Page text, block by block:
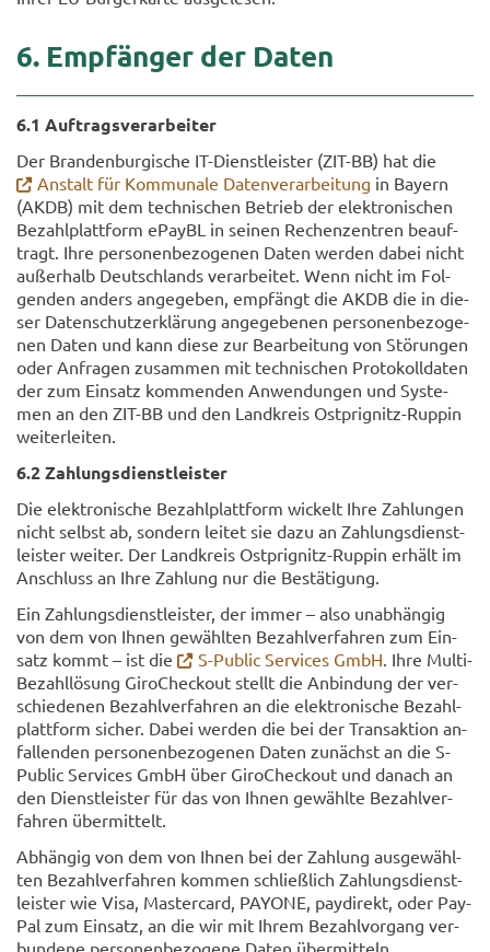
6. Emp­fän­ger der Daten
6.1 Auf­trags­ver­ar­bei­ter
Der Bran­den­bur­gi­sche IT-​Dienstleister (ZIT-​BB) hat die
An­stalt für Kom­mu­na­le Da­ten­ver­ar­bei­tung in Bay­ern
(AKDB) mit dem tech­ni­schen Be­trieb der elek­tro­ni­schen
Be­zahl­platt­form ePayBL in sei­nen Re­chen­zen­tren be­auf­
tragt. Ihre per­so­nen­be­zo­ge­nen Daten wer­den dabei nicht
au­ßer­halb Deutsch­lands ver­ar­bei­tet. Wenn nicht im Fol­
gen­den an­ders an­ge­ge­ben, emp­fängt die AKDB die in die­
ser Da­ten­schutz­er­klä­rung an­ge­ge­be­nen per­so­nen­be­zo­ge­
nen Daten und kann diese zur Be­ar­bei­tung von Stö­run­gen
oder An­fra­gen zu­sam­men mit tech­ni­schen Pro­to­koll­da­ten
der zum Ein­satz kom­men­den An­wen­dun­gen und Sys­te­
men an den ZIT-​BB und den Land­kreis Ostprignitz-​Ruppin
wei­ter­lei­ten.
6.2 Zah­lungs­dienst­leis­ter
Die elek­tro­ni­sche Be­zahl­platt­form wi­ckelt Ihre Zah­lun­gen
nicht selbst ab, son­dern lei­tet sie dazu an Zah­lungs­dienst­
leis­ter wei­ter. Der Land­kreis Ostprignitz-​Ruppin er­hält im
An­schluss an Ihre Zah­lung nur die Be­stä­ti­gung.
Ein Zah­lungs­dienst­leis­ter, der immer – also un­ab­hän­gig
von dem von Ihnen ge­wähl­ten Be­zahl­ver­fah­ren zum Ein­
satz kommt – ist die
S-​Public Ser­vices GmbH . Ihre Multi-​
Bezahllösung Gi­roCh­eck­out stellt die An­bin­dung der ver­
schie­de­nen Be­zahl­ver­fah­ren an die elek­tro­ni­sche Be­zahl­
platt­form si­cher. Dabei wer­den die bei der Trans­ak­ti­on an­
fal­len­den per­so­nen­be­zo­ge­nen Daten zu­nächst an die S-​
Public Ser­vices GmbH über Gi­roCh­eck­out und da­nach an
den Dienst­leis­ter für das von Ihnen ge­wähl­te Be­zahl­ver­
fah­ren über­mit­telt.
Ab­hän­gig von dem von Ihnen bei der Zah­lung aus­ge­wähl­
ten Be­zahl­ver­fah­ren kom­men schließ­lich Zah­lungs­dienst­
leis­ter wie Visa, Mas­ter­card, PAYO­NE, pay­di­rekt, oder Pay­
Pal zum Ein­satz, an die wir mit Ihrem Be­zahl­vor­gang ver­
bun­de­ne per­so­nen­be­zo­ge­ne Daten über­mit­teln.